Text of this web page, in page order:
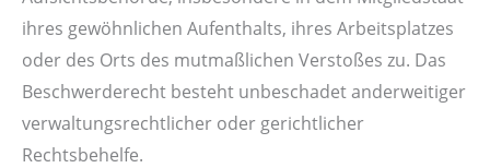
ihres gewöhnlichen Aufenthalts, ihres Arbeitsplatzes
oder des Orts des mutmaßlichen Verstoßes zu. Das
Beschwerderecht besteht unbeschadet anderweitiger
verwaltungsrechtlicher oder gerichtlicher
Rechtsbehelfe.